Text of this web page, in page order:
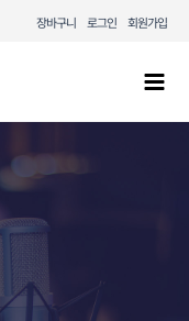
장바구니 로그인 회원가입